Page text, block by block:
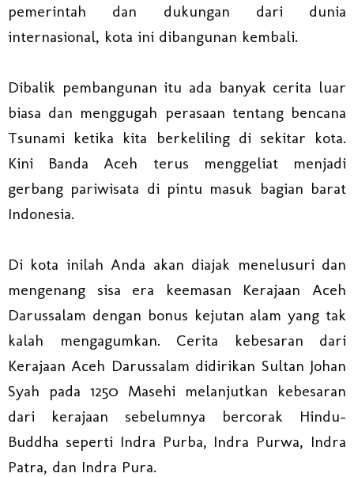
pemerintah dan dukungan dari dunia
internasional, kota ini dibangunan kembali.
Dibalik pembangunan itu ada banyak cerita luar
biasa dan menggugah perasaan tentang bencana
Tsunami ketika kita berkeliling di sekitar kota.
Kini Banda Aceh terus menggeliat menjadi
gerbang pariwisata di pintu masuk bagian barat
Indonesia.
Di kota inilah Anda akan diajak menelusuri dan
mengenang sisa era keemasan Kerajaan Aceh
Darussalam dengan bonus kejutan alam yang tak
kalah mengagumkan. Cerita kebesaran dari
Kerajaan Aceh Darussalam didirikan Sultan Johan
Syah pada 1250 Masehi melanjutkan kebesaran
dari kerajaan sebelumnya bercorak Hindu-
Buddha seperti Indra Purba, Indra Purwa, Indra
Patra, dan Indra Pura.